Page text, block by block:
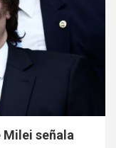
Milei señala